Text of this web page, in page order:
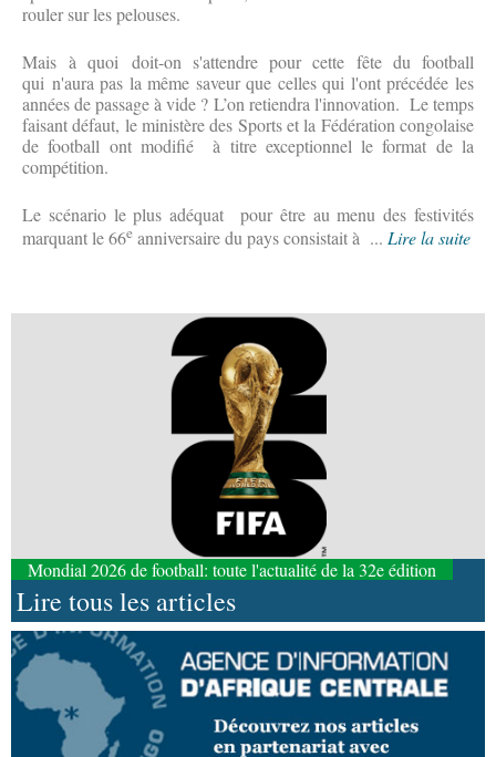
rouler sur les pelouses.
Mais à quoi doit-on s'attendre pour cette fête du football
qui n'aura pas la même saveur que celles qui l'ont précédée les
années de passage à vide ? L’on retiendra l'innovation. Le temps
faisant défaut, le ministère des Sports et la Fédération congolaise
de football ont modifié à titre exceptionnel le format de la
compétition.
Le scénario le plus adéquat pour être au menu des festivités
marquant le 66e anniversaire du pays consistait à ... Lire la suite
Mondial 2026 de football: toute l'actualité de la 32e édition
Lire tous les articles